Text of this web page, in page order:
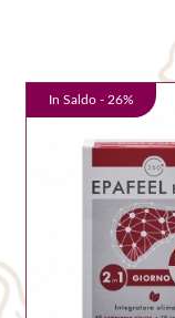
In Saldo -26%